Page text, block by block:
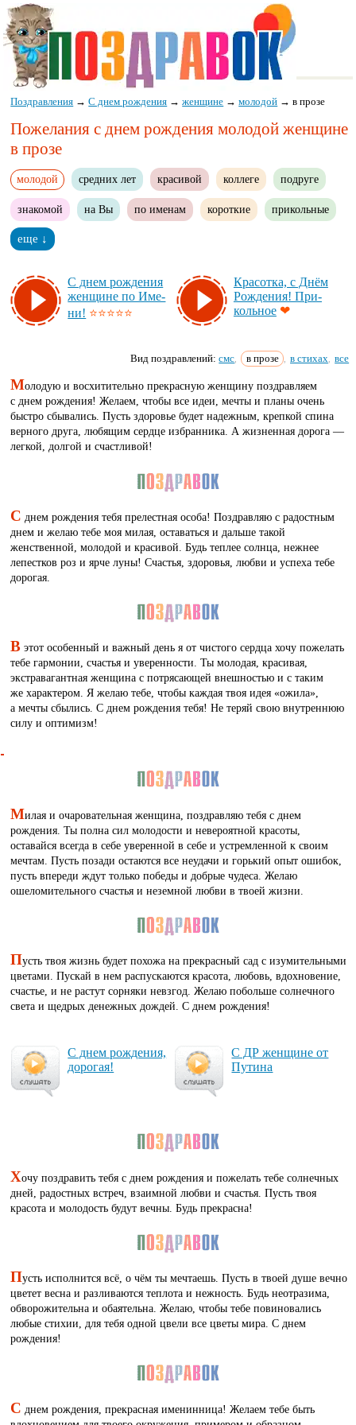
Поздравления →С днем рождения →женщине →молодой →в прозе
Пожелания с днем рождения молодой женщине
в прозе
молодой средних лет красивой коллеге подруге
знакомой на Вы по именам короткие прикольные
еще ↓
С днем рож­де­ния
жен­щи­не по Име­
ни! ⭐⭐⭐⭐⭐
Кра­сот­ка, с Днём
Рож­де­ния! При­
коль­ное ❤
Вид поздравлений:смс в прозе , в стихах все
Молодую и восхитительно прекрасную женщину поздравляем
с днем рождения! Желаем, чтобы все идеи, мечты и планы очень
быстро сбывались. Пусть здоровье будет надежным, крепкой спина
верного друга, любящим сердце избранника. А жизненная дорога —
легкой, долгой и счастливой!
С днем рождения тебя прелестная особа! Поздравляю с радостным
днем и желаю тебе моя милая, оставаться и дальше такой
женственной, молодой и красивой. Будь теплее солнца, нежнее
лепестков роз и ярче луны! Счастья, здоровья, любви и успеха тебе
дорогая.
В этот особенный и важный день я от чистого сердца хочу пожелать
тебе гармонии, счастья и уверенности. Ты молодая, красивая,
экстравагантная женщина с потрясающей внешностью и с таким
же характером. Я желаю тебе, чтобы каждая твоя идея «ожила»,
а мечты сбылись. С днем рождения тебя! Не теряй свою внутреннюю
силу и оптимизм!
Милая и очаровательная женщина, поздравляю тебя с днем
рождения. Ты полна сил молодости и невероятной красоты,
оставайся всегда в себе уверенной в себе и устремленной к своим
мечтам. Пусть позади остаются все неудачи и горький опыт ошибок,
пусть впереди ждут только победы и добрые чудеса. Желаю
ошеломительного счастья и неземной любви в твоей жизни.
Пусть твоя жизнь будет похожа на прекрасный сад с изумительными
цветами. Пускай в нем распускаются красота, любовь, вдохновение,
счастье, и не растут сорняки невзгод. Желаю побольше солнечного
света и щедрых денежных дождей. С днем рождения!
С днем рож­де­ния,
до­ро­гая!
С ДР жен­щи­не от
Пy­ти­на
Хочу поздравить тебя с днем рождения и пожелать тебе солнечных
дней, радостных встреч, взаимной любви и счастья. Пусть твоя
красота и молодость будут вечны. Будь прекрасна!
Пусть исполнится всё, о чём ты мечтаешь. Пусть в твоей душе вечно
цветет весна и разливаются теплота и нежность. Будь неотразима,
обворожительна и обаятельна. Желаю, чтобы тебе повиновались
любые стихии, для тебя одной цвели все цветы мира. С днем
рождения!
С днем рождения, прекрасная именинница! Желаем тебе быть